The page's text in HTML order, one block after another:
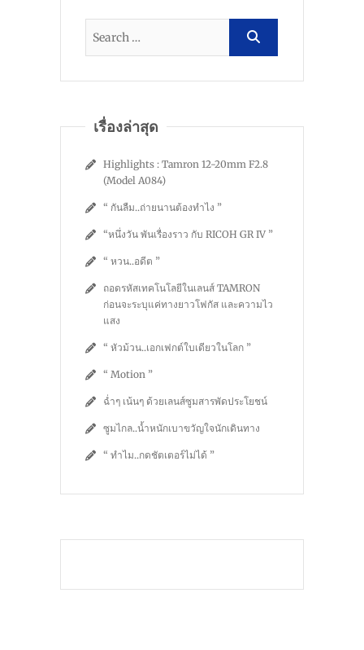
เรื่องล่าสุด
Highlights : Tamron 12-20mm F2.8
(Model A084)
“ กันลืม..ถ่ายนานต้องทำไง ”
“หนึ่งวัน พันเรื่องราว กับ RICOH GR IV ”
“ หวน..อดีต ”
ถอดรหัสเทคโนโลยีในเลนส์ TAMRON
ก่อนจะระบุแค่ทางยาวโฟกัส และความไว
แสง
“ หัวม้วน..เอกเฟกต์ใบเดียวในโลก ”
“ Motion ”
ฉ่ำๆ เน้นๆ ด้วยเลนส์ซูมสารพัดประโยชน์
ซูมไกล..น้ำหนักเบาขวัญใจนักเดินทาง
“ ทำไม..กดชัตเตอร์ไม่ได้ ”